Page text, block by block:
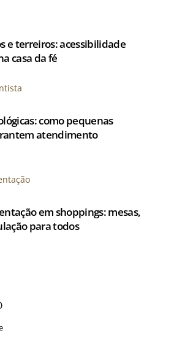
e terreiros: acessibilidade
casa da fé
como pequenas
atendimento
em shoppings: mesas,
para todos